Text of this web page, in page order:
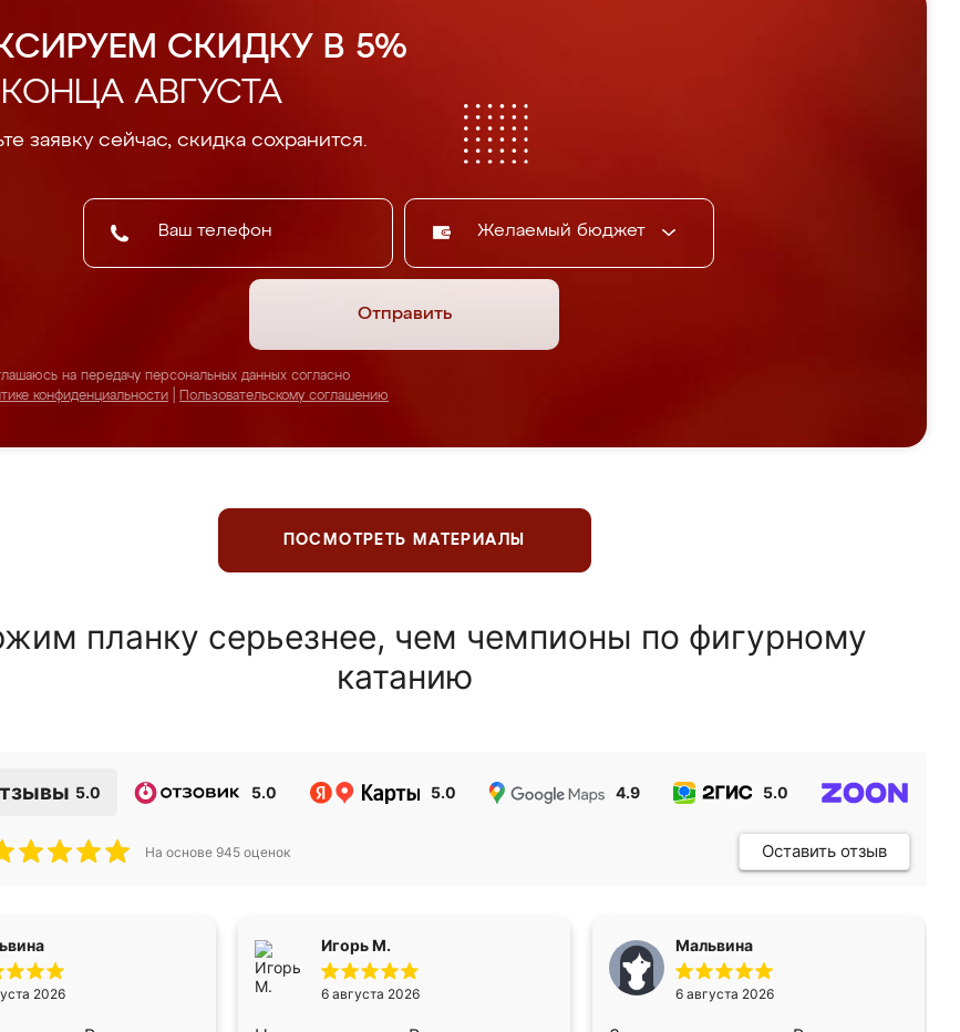
СКИДКУ В 5%
АВГУСТА
заявку сейчас, скидка сохранится.
Желаемый бюджет
Отправить
на передачу персональных данных согласно
конфиденциальности
Пользовательскому соглашению
ПОСМОТРЕТЬ МАТЕРИАЛЫ
планку серьезнее, чем чемпионы по фигурному
катанию
5.0 5.0 5.0 4.9 5.0
На основе 945 оценок Оставить отзыв
2026
Игорь М.
6 августа 2026
Мальвина
6 августа 2026